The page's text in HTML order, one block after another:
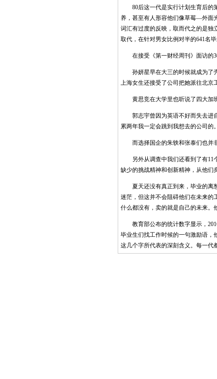
80后这一代是实行计划生育后的
养，甚至有人形容他们像草莓—外面
词汇有过度的反映，取而代之的是
取代，在针对男女比例对半的641名
在接受《第一财经周刊》面访的
孙妍星早在大三的时候就成为了壳
上海女生还接受了公司把她派往北京
黄思竞在大学里也听说了四大加班
郭志宇曾因为英语不好而失去进自
累两年我一定会跳到我想去的公司的
而选择国企的朱轶和张泰们也并非
另外从调查中我们还看到了有11个
缺少的挑战精神和创新精神，从他们
夏天还没有真正到来，毕业的离愁
迷茫，但这并不会阻碍他们在未来的
什么都没有，卖的就是自己的未来。
教育部公布的统计数字显示，2010
毕业生们找工作时候的一句激励语，
这几个字所代表的深刻含义。每一代